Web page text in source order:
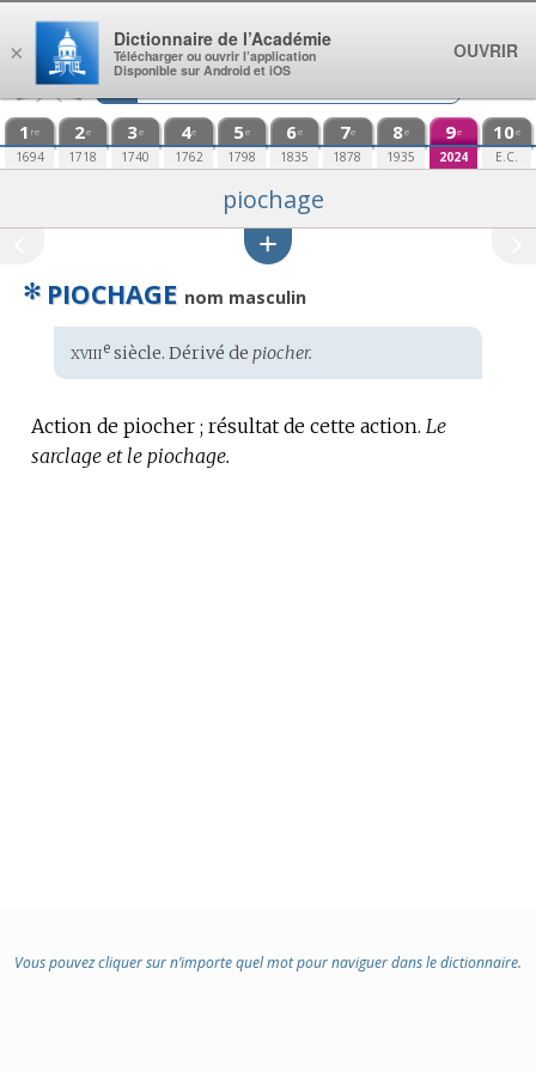
Aller au contenu
1 re
1694
2e
1718
3e
1740
4e
1762
5e
1798
6e
1835
7e
1878
8e
1935
9e
2024
10e
E.C.
piochage
✻ PIOCHAGE nom masculin
Étymologie
:
xviiiesiècle. Dérivé de piocher.
Action de piocher ; résultat de cette action. Le
sarclage et le piochage.
Vous pouvez cliquer sur n’importe quel mot pour naviguer dans le dictionnaire.
×
Dictionnaire de l’Académie
Télécharger ou ouvrir l’application
Disponible sur Android et iOS
OUVRIR